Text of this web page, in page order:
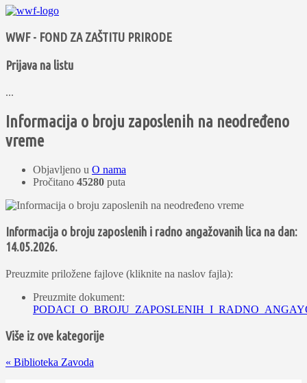
WWF - FOND ZA ZAŠTITU PRIRODE
Prijava na listu
...
Informacija o broju zaposlenih na neodređeno
vreme
Objavljeno u O nama
Pročitano 45280 puta
Informacija o broju zaposlenih i radno angažovanih lica na dan:
14.05.2026.
Preuzmite priložene fajlove (kliknite na naslov fajla):
Preuzmite dokument:
Više iz ove kategorije
« Biblioteka Zavoda